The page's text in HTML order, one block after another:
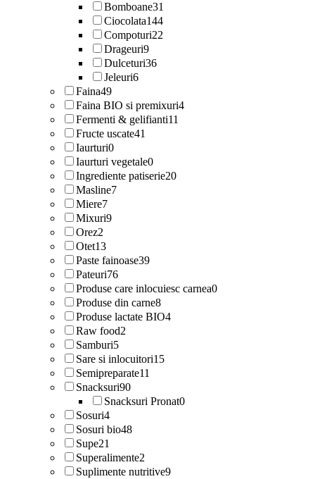
Bomboane31
Ciocolata144
Compoturi22
Drageuri9
Dulceturi36
Jeleuri6
Faina49
Faina BIO si premixuri4
Fermenti & gelifianti11
Fructe uscate41
Iaurturi0
Iaurturi vegetale0
Ingrediente patiserie20
Masline7
Miere7
Mixuri9
Orez2
Otet13
Paste fainoase39
Pateuri76
Produse care inlocuiesc carnea0
Produse din carne8
Produse lactate BIO4
Raw food2
Samburi5
Sare si inlocuitori15
Semipreparate11
Snacksuri90
Snacksuri Pronat0
Sosuri4
Sosuri bio48
Supe21
Superalimente2
Suplimente nutritive9